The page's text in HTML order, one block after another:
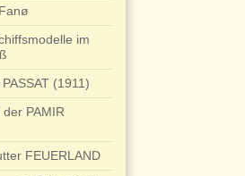
im
(1911)
PAMIR
FEUERLAND